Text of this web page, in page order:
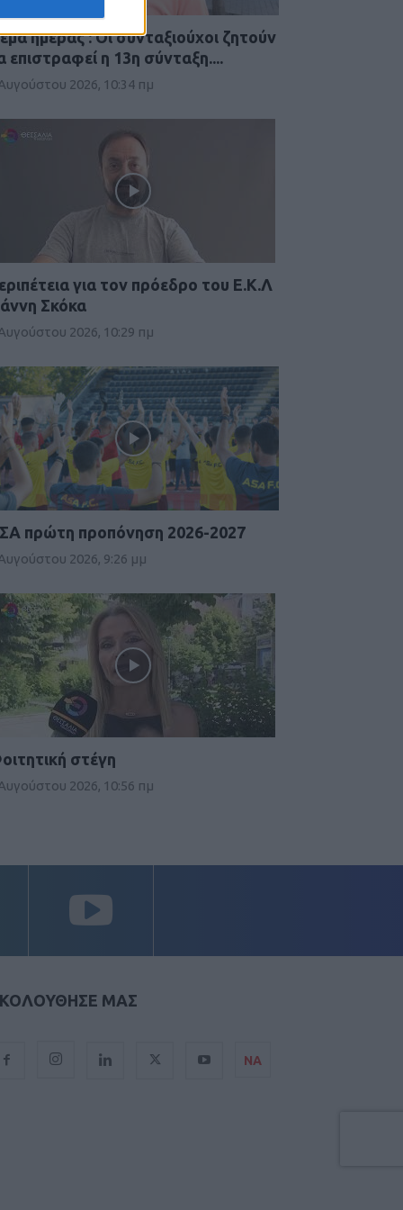
ημέρας : Οι συνταξιούχοι ζητούν
επιστραφεί η 13η σύνταξη....
2026, 10:34 πμ
για τον πρόεδρο του Ε.Κ.Λ
Σκόκα
2026, 10:29 πμ
πρώτη προπόνηση 2026-2027
2026, 9:26 μμ
στέγη
2026, 10:56 πμ
ΜΑΣ
ΝΑ